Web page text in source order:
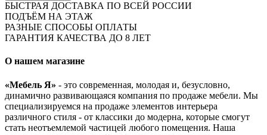
БЫСТРАЯ ДОСТАВКА ПО ВСЕЙ РОССИИ
ПОДЪЁМ НА ЭТАЖ
РАЗНЫЕ СПОСОБЫ ОПЛАТЫ
ГАРАНТИЯ КАЧЕСТВА ДО 8 ЛЕТ
О нашем магазине
«Мебель Я» - это современная, молодая и, безусловно,
динамично развивающаяся компания по продаже мебели. Мы
специализируемся на продаже элементов интерьера
различного стиля - от классики до модерна, которые смогут
стать неотъемлемой частицей любого помещения. Наша